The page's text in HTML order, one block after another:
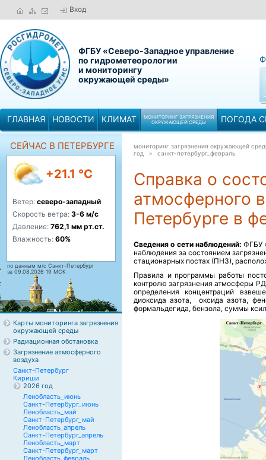
Вход
ФГБУ «Северо-Западное управление
по гидрометеорологии
и мониторингу
окружающей среды»
ГЛАВНАЯ НОВОСТИ КЛИМАТ
МОНИТОРИНГ ЗАГРЯЗНЕНИЯ
ОКРУЖАЮЩЕЙ СРЕДЫ
ПОГОДА
СЕЙЧАС В ПЕТЕРБУРГЕ
+21.1 °C
Ветер: северо-западный
Скорость ветра: 3-6 м/с
Давление: 762,1 мм рт.ст.
Влажность: 60%
по данным м/с Санкт-Петербург
за 09.08.2026 19 МСК
Карты мониторинга загрязнения
окружающей среды
Радиационная обстановка
Загрязнение атмосферного
воздуха
Санкт-Петербург
Кириши
2026 год
Ленобласть_июнь
Санкт-Петербург_июнь
Ленобласть_май
Санкт-Петербург_май
Ленобласть_апрель
Санкт-Петербург_апрель
Ленобласть_март
Санкт-Петербург_март
Ленобласть_февраль
мониторинг загрязнения окружающей
год » санкт-петербург_февраль
Справка о
атмосферного
Петербурге в
Сведения о сети наблюдений: ФГБУ
наблюдения за состоянием
стационарных постах (ПНЗ),
Правила и программы работы
контролю загрязнения атмосферы
определения концентраций
диоксида азота, оксида азота,
формальдегида, бензола, суммы